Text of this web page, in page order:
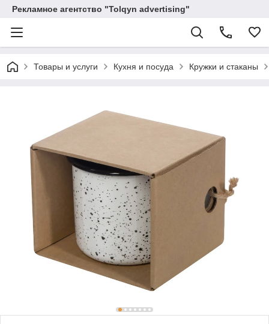
Рекламное агентство "Tolqyn advertising"
Товары и услуги Кухня и посуда Кружки и стаканы